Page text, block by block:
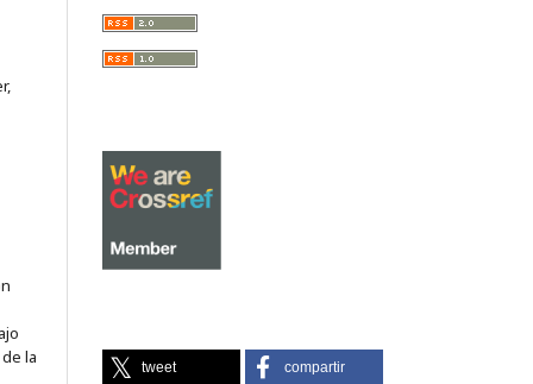
la
tweet compartir